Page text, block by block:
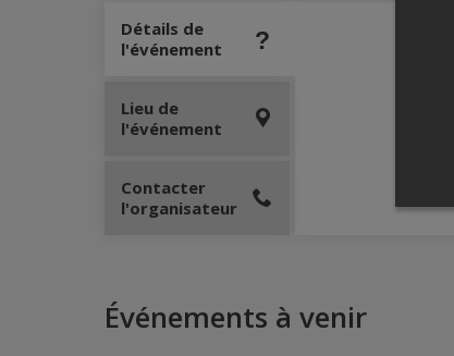
Détails de
l'événement
Lieu de
l'événement
Contacter
l'organisateur
Événements à venir